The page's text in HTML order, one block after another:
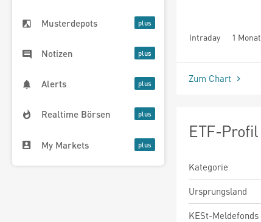
Musterdepots
Notizen
Alerts
Realtime Börsen
My Markets
Intraday 1 Monat
seit Beginn
Zum Chart
ETF-Profil
Kategorie
Ursprungsland
KESt-Meldefonds